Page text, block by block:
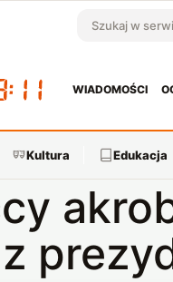
Szukaj w
08:11
WIADOMOŚCI
Kultura Edukacja